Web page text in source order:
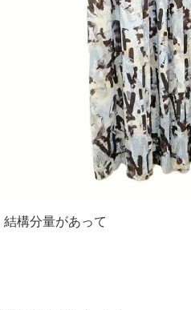
結構分量があって